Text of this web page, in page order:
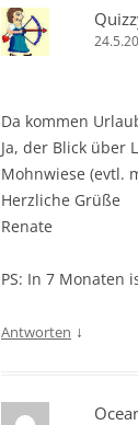
Da kommen
Ja, der Blick über
Mohnwiese (evtl.
Herzliche Grüße
Renate
PS: In 7 Monaten
Antworten ↓